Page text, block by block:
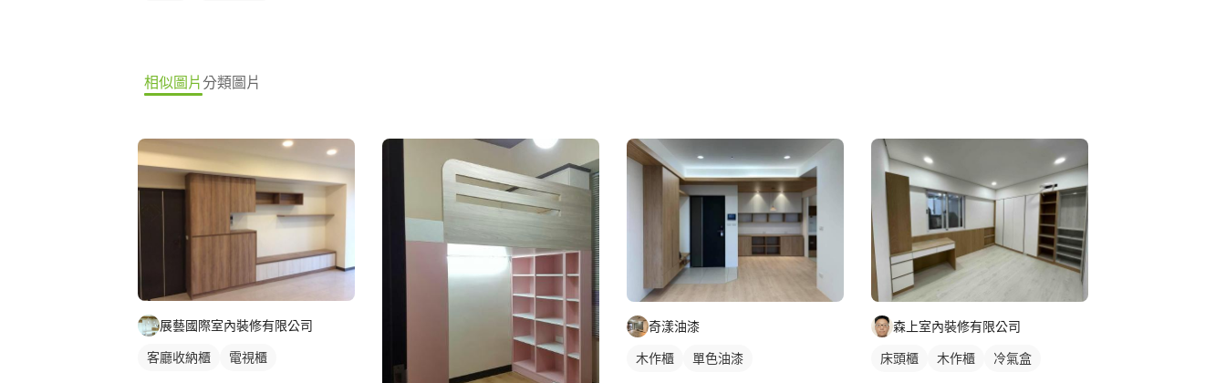
相似圖片分類圖片
展藝國際室內裝修有限公司
客廳收納櫃 電視櫃
奇漾油漆
木作櫃 單色油漆
森上室內裝修有限公司
床頭櫃 木作櫃 冷氣盒